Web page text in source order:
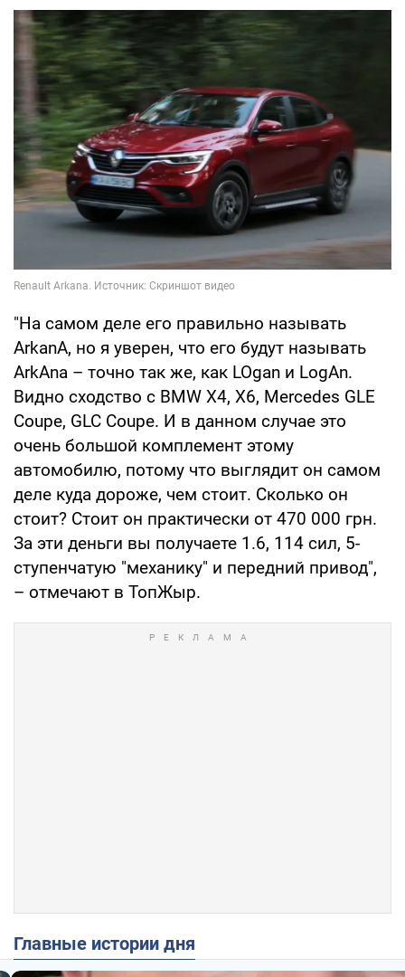
"На самом деле его правильно называть
ArkanA, но я уверен, что его будут называть
ArkAna – точно так же, как LOgan и LogAn.
Видно сходство с BMW X4, X6, Mercedes GLE
Coupe, GLC Coupe. И в данном случае это
очень большой комплемент этому
автомобилю, потому что выглядит он самом
деле куда дороже, чем стоит. Сколько он
стоит? Стоит он практически от 470 000 грн.
За эти деньги вы получаете 1.6, 114 сил, 5-
ступенчатую "механику" и передний привод",
– отмечают в ТопЖыр.
Главные истории дня